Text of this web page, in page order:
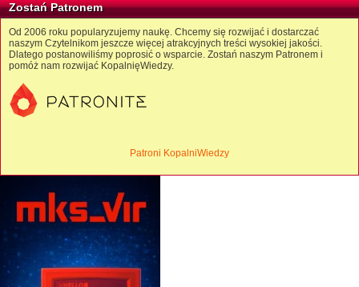
Zostań Patronem
Od 2006 roku popularyzujemy naukę. Chcemy się rozwijać i dostarczać
naszym Czytelnikom jeszcze więcej atrakcyjnych treści wysokiej jakości.
Dlatego postanowiliśmy poprosić o wsparcie. Zostań naszym Patronem i
pomóż nam rozwijać KopalnięWiedzy.
Patroni KopalniWiedzy